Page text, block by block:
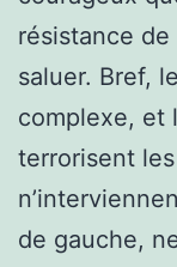
résistance de
saluer. Bref,
complexe, et
terrorisent
de gauche,